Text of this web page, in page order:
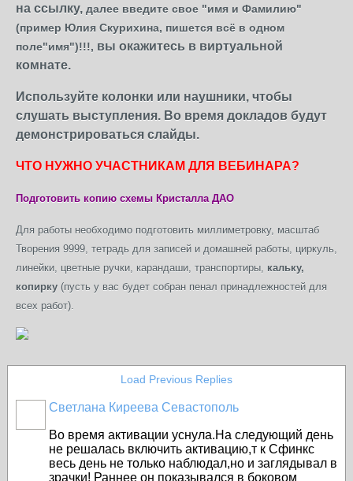
на ссылку, далее введите свое "имя и Фамилию"
(пример Юлия Скурихина, пишется всё в одном
поле"имя")!!!, вы окажитесь в виртуальной
комнате.
Используйте колонки или наушники, чтобы
слушать выступления. Во время докладов будут
демонстрироваться слайды.
ЧТО НУЖНО УЧАСТНИКАМ ДЛЯ ВЕБИНАРА?
Подготовить копию схемы Кристалла ДАО
Для работы необходимо подготовить миллиметровку, масштаб
Творения 9999, тетрадь для записей и домашней работы, циркуль,
линейки, цветные ручки, карандаши, транспортиры, кальку,
копирку (пусть у вас будет собран пенал принадлежностей для
всех работ).
Load Previous Replies
Светлана Киреева Севастополь
Во время активации уснула.На следующий день
не решалась включить активацию,т к Сфинкс
весь день не только наблюдал,но и заглядывал в
зрачки! Раннее он показывался в боковом